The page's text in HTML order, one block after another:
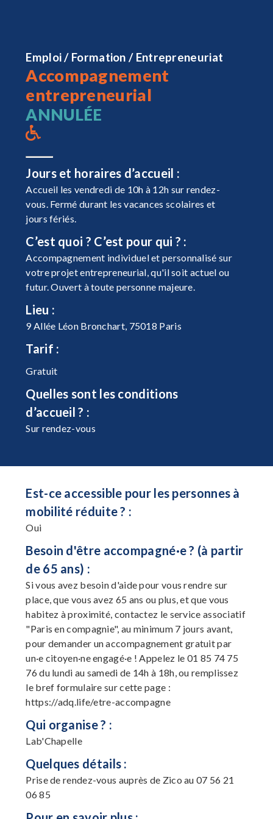
Emploi / Formation / Entrepreneuriat
Accompagnement
entrepreneurial
ANNULÉE
Jours et horaires d’accueil :
Accueil les vendredi de 10h à 12h sur rendez-
vous. Fermé durant les vacances scolaires et
jours fériés.
C’est quoi ? C’est pour qui ? :
Accompagnement individuel et personnalisé sur
votre projet entrepreneurial, qu'il soit actuel ou
futur. Ouvert à toute personne majeure.
Lieu :
9 Allée Léon Bronchart, 75018 Paris
Tarif :
Gratuit
Quelles sont les conditions
d’accueil ? :
Sur rendez-vous
Est-ce accessible pour les personnes à
mobilité réduite ? :
Oui
Besoin d'être accompagné·e ? (à partir
de 65 ans) :
Si vous avez besoin d'aide pour vous rendre sur
place, que vous avez 65 ans ou plus, et que vous
habitez à proximité, contactez le service associatif
"Paris en compagnie", au minimum 7 jours avant,
pour demander un accompagnement gratuit par
un·e citoyen·ne engagé·e ! Appelez le 01 85 74 75
76 du lundi au samedi de 14h à 18h, ou remplissez
le bref formulaire sur cette page :
https://adq.life/etre-accompagne
Qui organise ? :
Lab'Chapelle
Quelques détails :
Prise de rendez-vous auprès de Zico au 07 56 21
06 85